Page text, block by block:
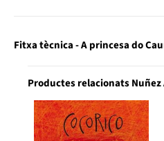
Fitxa tècnica - A princesa do
Productes relacionats